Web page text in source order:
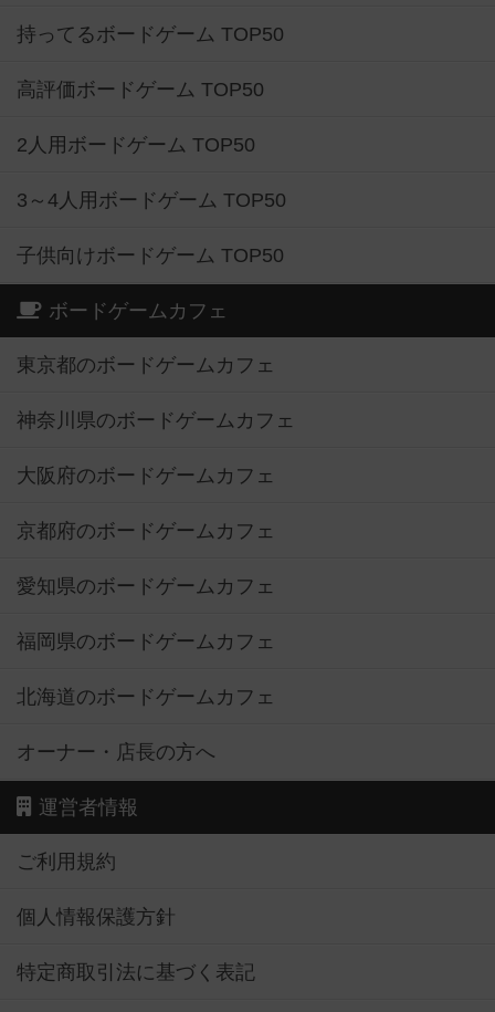
持ってるボードゲーム TOP50
高評価ボードゲーム TOP50
2人用ボードゲーム TOP50
3～4人用ボードゲーム TOP50
子供向けボードゲーム TOP50
ボードゲームカフェ
東京都のボードゲームカフェ
神奈川県のボードゲームカフェ
大阪府のボードゲームカフェ
京都府のボードゲームカフェ
愛知県のボードゲームカフェ
福岡県のボードゲームカフェ
北海道のボードゲームカフェ
オーナー・店長の方へ
運営者情報
ご利用規約
個人情報保護方針
特定商取引法に基づく表記